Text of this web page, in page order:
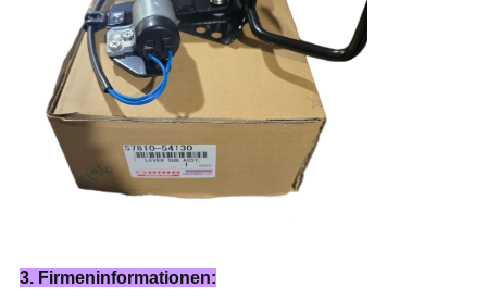
3. Firmeninformationen: